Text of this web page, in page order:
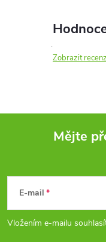
Zobrazit
p
Mějte
E-mail
Vložením e-mailu